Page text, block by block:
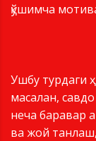
қўшимча
Ушбу турдаги
масалан, савдо
неча баравар
ва жой